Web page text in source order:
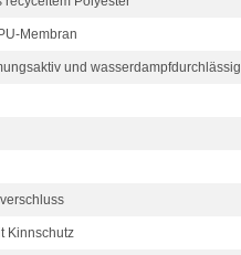
Membran
und wasserdampfdurchlässig
Kinnschutz